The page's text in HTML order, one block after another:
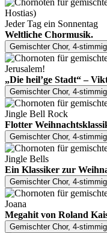
Jeder Tag ein Sonnentag
Weltliche Chormusik.
Gemischter Chor, 4-stimmig
Jerusalem!
„Die heil’ge Stadt“ –
Gemischter Chor, 4-stimmig
Jingle Bell Rock
Flotter
Gemischter Chor, 4-stimmig
Jingle Bells
Ein Klassiker zur
Gemischter Chor, 4-stimmig
Joana
Megahit von Roland
Gemischter Chor, 4-stimmig